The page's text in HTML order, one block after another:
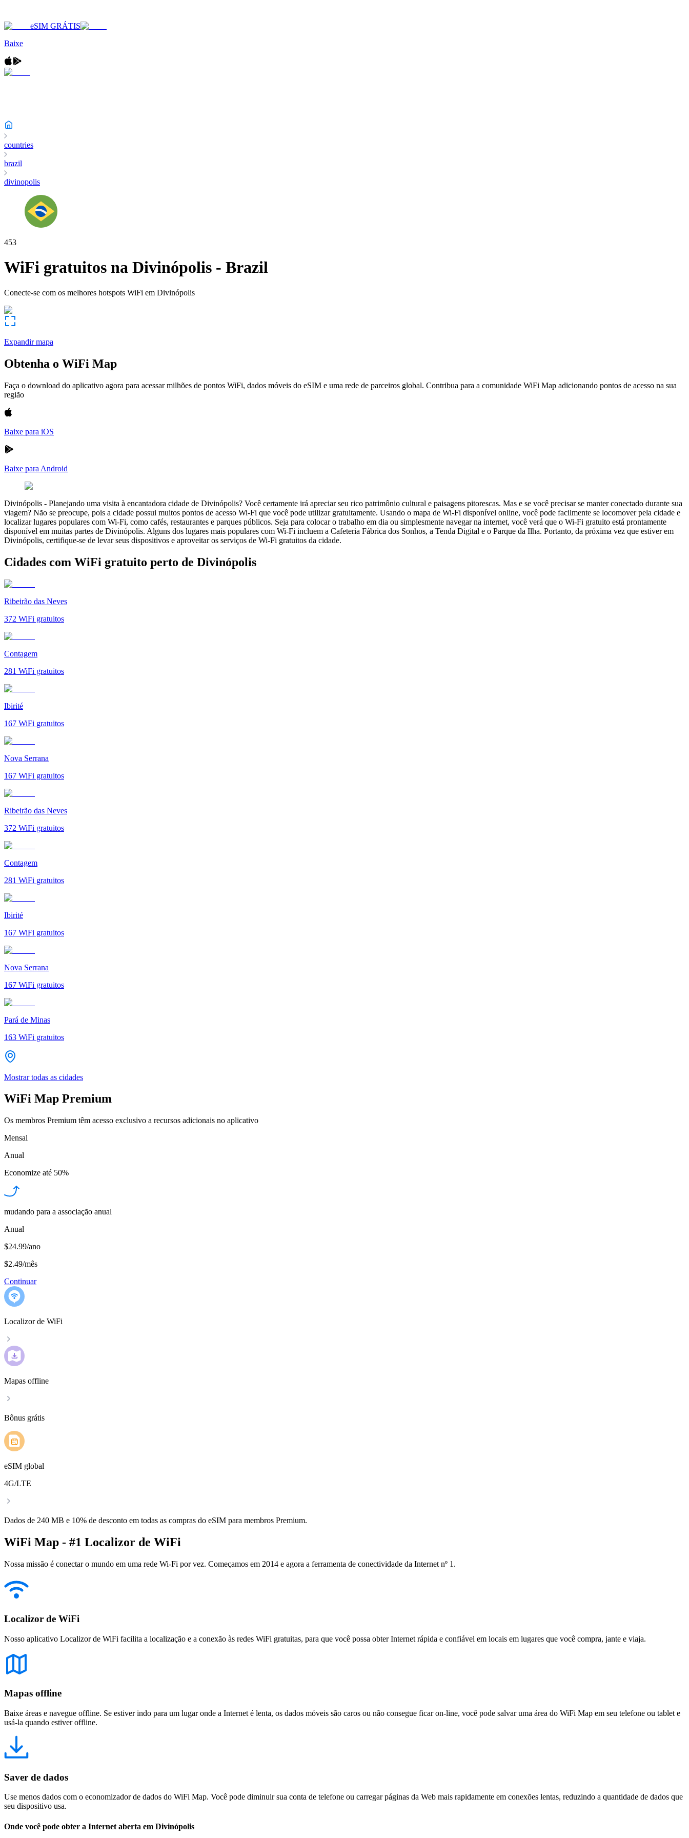
eSIM GRÁTIS
Baixe
countries
brazil
divinopolis
453
WiFi gratuitos na Divinópolis - Brazil
Conecte-se com os melhores hotspots WiFi em Divinópolis
Expandir mapa
Obtenha o WiFi Map
Faça o download do aplicativo agora para acessar milhões de pontos WiFi, dados móveis do eSIM e uma rede de parceiros global. Contribua para a comunidade WiFi Map adicionando pontos de acesso na sua
região
Baixe para iOS
Baixe para Android
Divinópolis - Planejando uma visita à encantadora cidade de Divinópolis? Você certamente irá apreciar seu rico patrimônio cultural e paisagens pitorescas. Mas e se você precisar se manter conectado durante sua
viagem? Não se preocupe, pois a cidade possui muitos pontos de acesso Wi-Fi que você pode utilizar gratuitamente. Usando o mapa de Wi-Fi disponível online, você pode facilmente se locomover pela cidade e
localizar lugares populares com Wi-Fi, como cafés, restaurantes e parques públicos. Seja para colocar o trabalho em dia ou simplesmente navegar na internet, você verá que o Wi-Fi gratuito está prontamente
disponível em muitas partes de Divinópolis. Alguns dos lugares mais populares com Wi-Fi incluem a Cafeteria Fábrica dos Sonhos, a Tenda Digital e o Parque da Ilha. Portanto, da próxima vez que estiver em
Divinópolis, certifique-se de levar seus dispositivos e aproveitar os serviços de Wi-Fi gratuitos da cidade.
Cidades com WiFi gratuito perto de Divinópolis
Ribeirão das Neves
372 WiFi gratuitos
Contagem
281 WiFi gratuitos
Ibirité
167 WiFi gratuitos
Nova Serrana
167 WiFi gratuitos
Ribeirão das Neves
372 WiFi gratuitos
Contagem
281 WiFi gratuitos
Ibirité
167 WiFi gratuitos
Nova Serrana
167 WiFi gratuitos
Pará de Minas
163 WiFi gratuitos
Mostrar todas as cidades
WiFi Map Premium
Os membros Premium têm acesso exclusivo a recursos adicionais no aplicativo
Mensal
Anual
Economize até 50%
mudando para a associação anual
Anual
$24.99/ano
$2.49/mês
Continuar
Localizor de WiFi
Mapas offline
Bônus grátis
eSIM global
4G/LTE
Dados de 240 MB e 10% de desconto em todas as compras do eSIM para membros Premium.
WiFi Map - #1 Localizor de WiFi
Nossa missão é conectar o mundo em uma rede Wi-Fi por vez. Começamos em 2014 e agora a ferramenta de conectividade da Internet nº 1.
Localizor de WiFi
Nosso aplicativo Localizor de WiFi facilita a localização e a conexão às redes WiFi gratuitas, para que você possa obter Internet rápida e confiável em locais em lugares que você compra, jante e viaja.
Mapas offline
Baixe áreas e navegue offline. Se estiver indo para um lugar onde a Internet é lenta, os dados móveis são caros ou não consegue ficar on-line, você pode salvar uma área do WiFi Map em seu telefone ou tablet e
usá-la quando estiver offline.
Saver de dados
Use menos dados com o economizador de dados do WiFi Map. Você pode diminuir sua conta de telefone ou carregar páginas da Web mais rapidamente em conexões lentas, reduzindo a quantidade de dados que
seu dispositivo usa.
Onde você pode obter a Internet aberta em Divinópolis